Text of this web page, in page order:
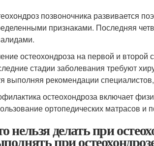
позвоночника развивается
признаками. Последняя
остеохондроза на первой и второй
стадии заболевания требуют
выполняя рекомендации
остеохондроза включает
ортопедических матрасов и
нельзя делать при
при